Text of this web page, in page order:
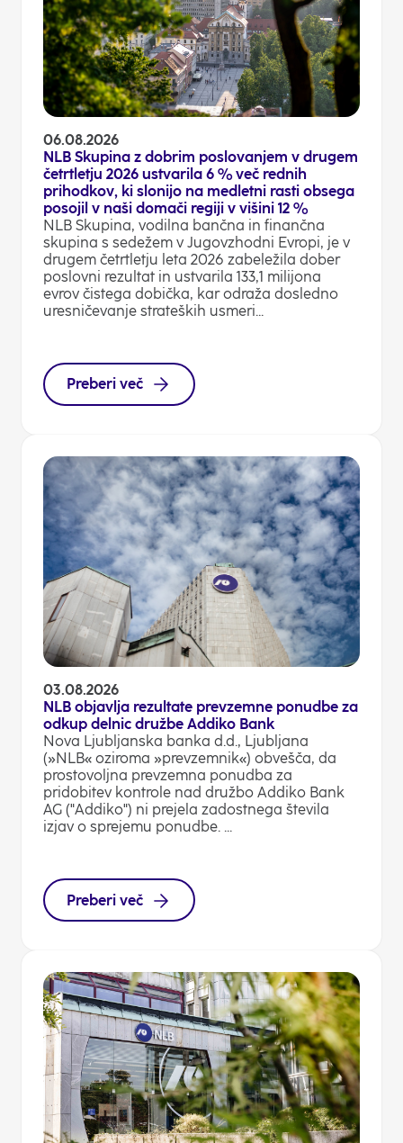
06.08.2026
NLB Skupina z dobrim poslovanjem v drugem
četrtletju 2026 ustvarila 6 % več rednih
prihodkov, ki slonijo na medletni rasti obsega
posojil v naši domači regiji v višini 12 %
NLB Skupina, vodilna bančna in finančna
skupina s sedežem v Jugovzhodni Evropi, je v
drugem četrtletju leta 2026 zabeležila dober
poslovni rezultat in ustvarila 133,1 milijona
evrov čistega dobička, kar odraža dosledno
uresničevanje strateških usmeri...
Preberi več
03.08.2026
NLB objavlja rezultate prevzemne ponudbe za
odkup delnic družbe Addiko Bank
Nova Ljubljanska banka d.d., Ljubljana
(»NLB« oziroma »prevzemnik«) obvešča, da
prostovoljna prevzemna ponudba za
pridobitev kontrole nad družbo Addiko Bank
AG ("Addiko") ni prejela zadostnega števila
izjav o sprejemu ponudbe. ...
Preberi več